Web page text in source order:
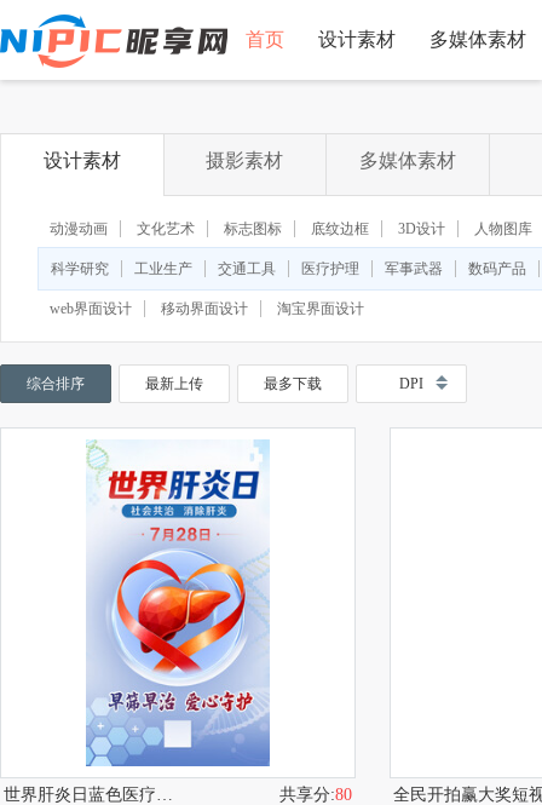
首页 设计素材 多媒体素材
设计素材 摄影素材 多媒体素材
动漫动画 文化艺术 标志图标 底纹边框 3D设计 人物图库
科学研究 工业生产 交通工具 医疗护理 军事武器 数码产品
web界面设计 移动界面设计 淘宝界面设计
综合排序 最新上传 最多下载 DPI
世界肝炎日蓝色医疗健康宣传海报 共享分:80